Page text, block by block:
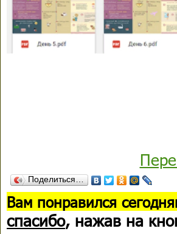
Поделиться…
Вам понравился
спасибо, нажав на